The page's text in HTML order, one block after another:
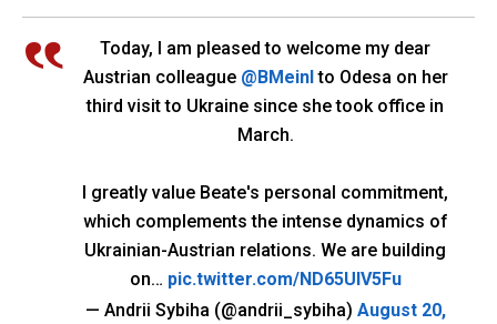
Today, I am pleased to welcome my dear
Austrian colleague @BMeinl to Odesa on her
third visit to Ukraine since she took office in
March.
I greatly value Beate's personal commitment,
which complements the intense dynamics of
Ukrainian-Austrian relations. We are building
on… pic.twitter.com/ND65UIV5Fu
— Andrii Sybiha (@andrii_sybiha) August 20,